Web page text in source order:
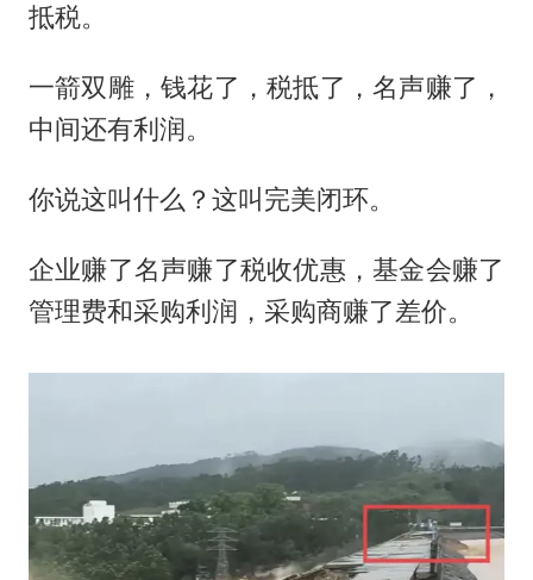
抵税。
一箭双雕，钱花了，税抵了，名声赚了，
中间还有利润。
你说这叫什么？这叫完美闭环。
企业赚了名声赚了税收优惠，基金会赚了
管理费和采购利润，采购商赚了差价。